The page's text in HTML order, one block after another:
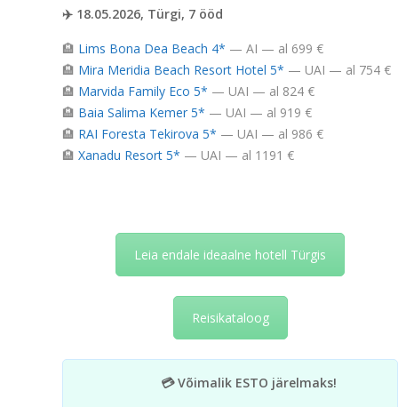
✈️ 18.05.2026, Türgi, 7 ööd
🏨 Lims Bona Dea Beach 4* — AI — al 699 €
🏨 Mira Meridia Beach Resort Hotel 5* — UAI — al 754 €
🏨 Marvida Family Eco 5* — UAI — al 824 €
🏨 Baia Salima Kemer 5* — UAI — al 919 €
🏨 RAI Foresta Tekirova 5* — UAI — al 986 €
🏨 Xanadu Resort 5* — UAI — al 1191 €
Leia endale ideaalne hotell Türgis
Reisikataloog
💳 Võimalik ESTO järelmaks!